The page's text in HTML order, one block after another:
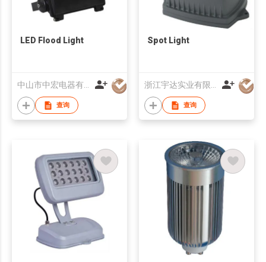
LED Flood Light
查询
Spot Light
查询